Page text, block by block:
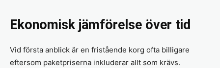
Ekonomisk jämförelse över tid
Vid första anblick är en fristående korg ofta billigare
eftersom paketpriserna inkluderar allt som krävs.